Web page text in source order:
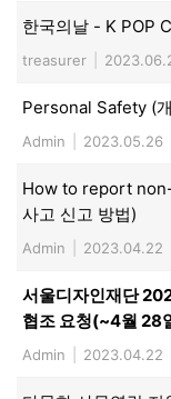
한국의날 - K POP
treasurer
Personal Safety (
Admin 2023.05.26
How to report
사고 신고 방법)
Admin 2023.04.22
서울디자인재단
협조 요청(~4월 28
Admin 2023.04.22